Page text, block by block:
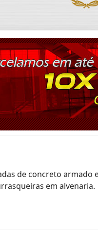
de concreto armado
em alvenaria.